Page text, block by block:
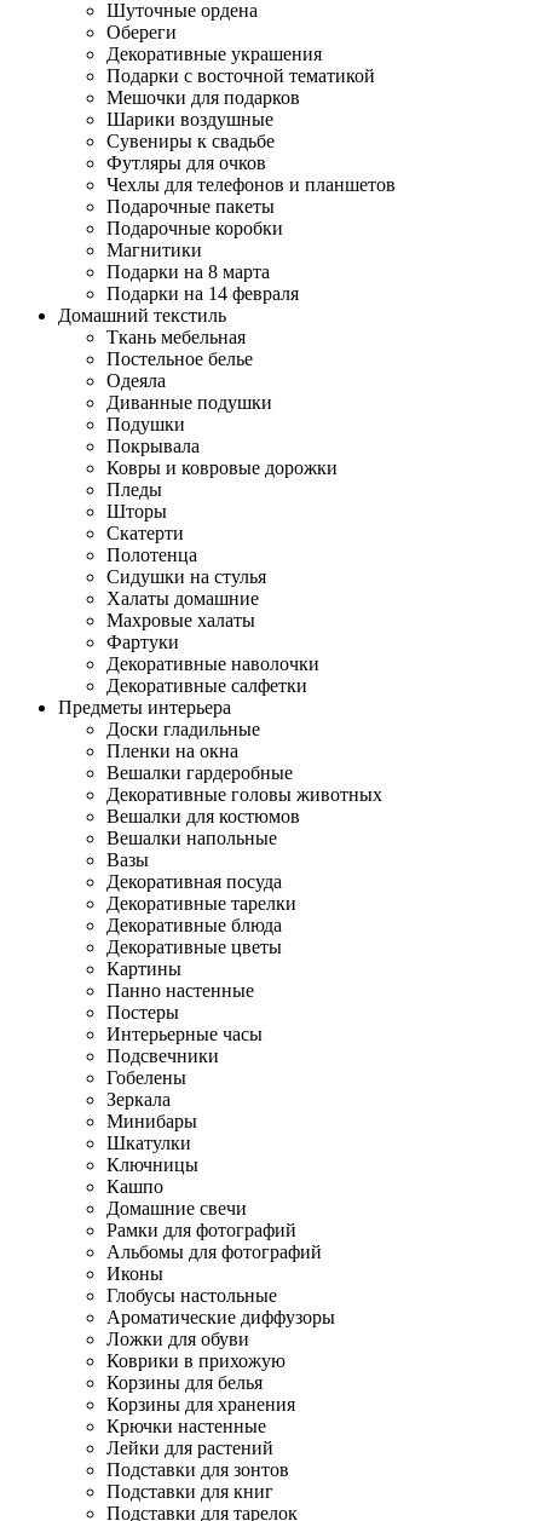
Шуточные ордена
Обереги
Декоративные украшения
Подарки с восточной тематикой
Мешочки для подарков
Шарики воздушные
Сувениры к свадьбе
Футляры для очков
Чехлы для телефонов и планшетов
Подарочные пакеты
Подарочные коробки
Магнитики
Подарки на 8 марта
Подарки на 14 февраля
Домашний текстиль
Ткань мебельная
Постельное белье
Одеяла
Диванные подушки
Подушки
Покрывала
Ковры и ковровые дорожки
Пледы
Шторы
Скатерти
Полотенца
Сидушки на стулья
Халаты домашние
Махровые халаты
Фартуки
Декоративные наволочки
Декоративные салфетки
Предметы интерьера
Доски гладильные
Пленки на окна
Вешалки гардеробные
Декоративные головы животных
Вешалки для костюмов
Вешалки напольные
Вазы
Декоративная посуда
Декоративные тарелки
Декоративные блюда
Декоративные цветы
Картины
Панно настенные
Постеры
Интерьерные часы
Подсвечники
Гобелены
Зеркала
Минибары
Шкатулки
Ключницы
Кашпо
Домашние свечи
Рамки для фотографий
Альбомы для фотографий
Иконы
Глобусы настольные
Ароматические диффузоры
Ложки для обуви
Коврики в прихожую
Корзины для белья
Корзины для хранения
Крючки настенные
Лейки для растений
Подставки для зонтов
Подставки для книг
Подставки для тарелок